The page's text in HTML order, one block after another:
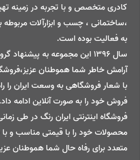
کادری متخصص و با تجربه در زمینه
،ساختمانی ، چسب و ابزارآلات
به فعالیت بوده است.
سال 1396 این مجموعه به
آرامش خاطر شما هموطنان
با شعار فروشگاهی به وسعت ایران را
فروش خود را به صورت آنلاین ادامه داد.
فروشگاه اینترنتی ایران رنگ در طی
محصولات خود را با قیمتی مناسب و
متعدد برای رفاه حال شما هموطنان